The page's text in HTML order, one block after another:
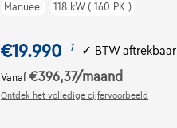
Manueel
118 kW ( 160 PK )
€19.990 1 ✓ BTW aftrekbaar
Vanaf€396,37/maand
Ontdek het volledige cijfervoorbeeld